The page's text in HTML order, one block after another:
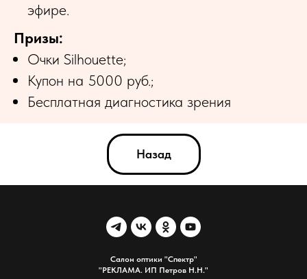
эфире.
Призы:
Очки Silhouette;
Купон на 5000 руб.;
Бесплатная диагностика зрения
Назад
Салон оптики "Спектр"
"РЕКЛАМА. ИП Петров Н.Н."